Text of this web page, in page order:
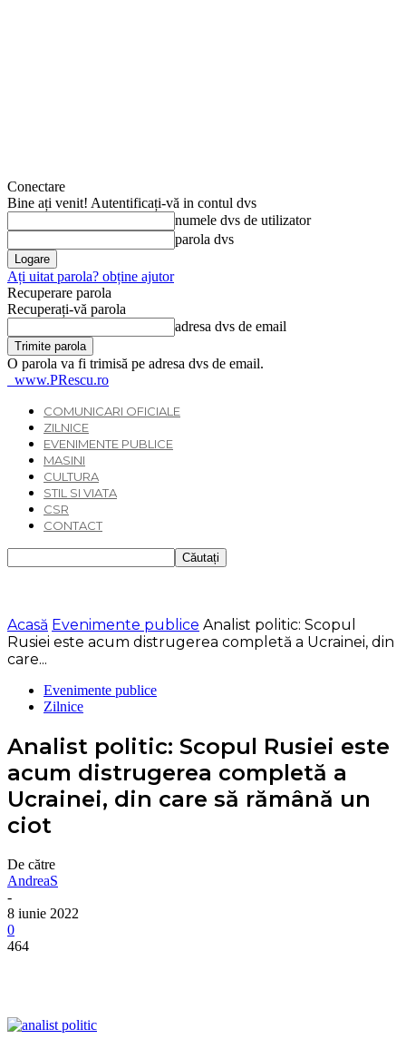
Conectare
Bine ați venit! Autentificați-vă in contul dvs
numele dvs de utilizator
parola dvs
Ați uitat parola? obține ajutor
Recuperare parola
Recuperați-vă parola
adresa dvs de email
O parola va fi trimisă pe adresa dvs de email.
www.PRescu.ro
COMUNICARI OFICIALE
ZILNICE
EVENIMENTE PUBLICE
MASINI
CULTURA
STIL SI VIATA
CSR
CONTACT
Acasă Evenimente publice Analist politic: Scopul
Rusiei este acum distrugerea completă a Ucrainei, din
care...
Evenimente publice
Zilnice
Analist politic: Scopul Rusiei este
acum distrugerea completă a
Ucrainei, din care să rămână un
ciot
De către
AndreaS
-
8 iunie 2022
0
464